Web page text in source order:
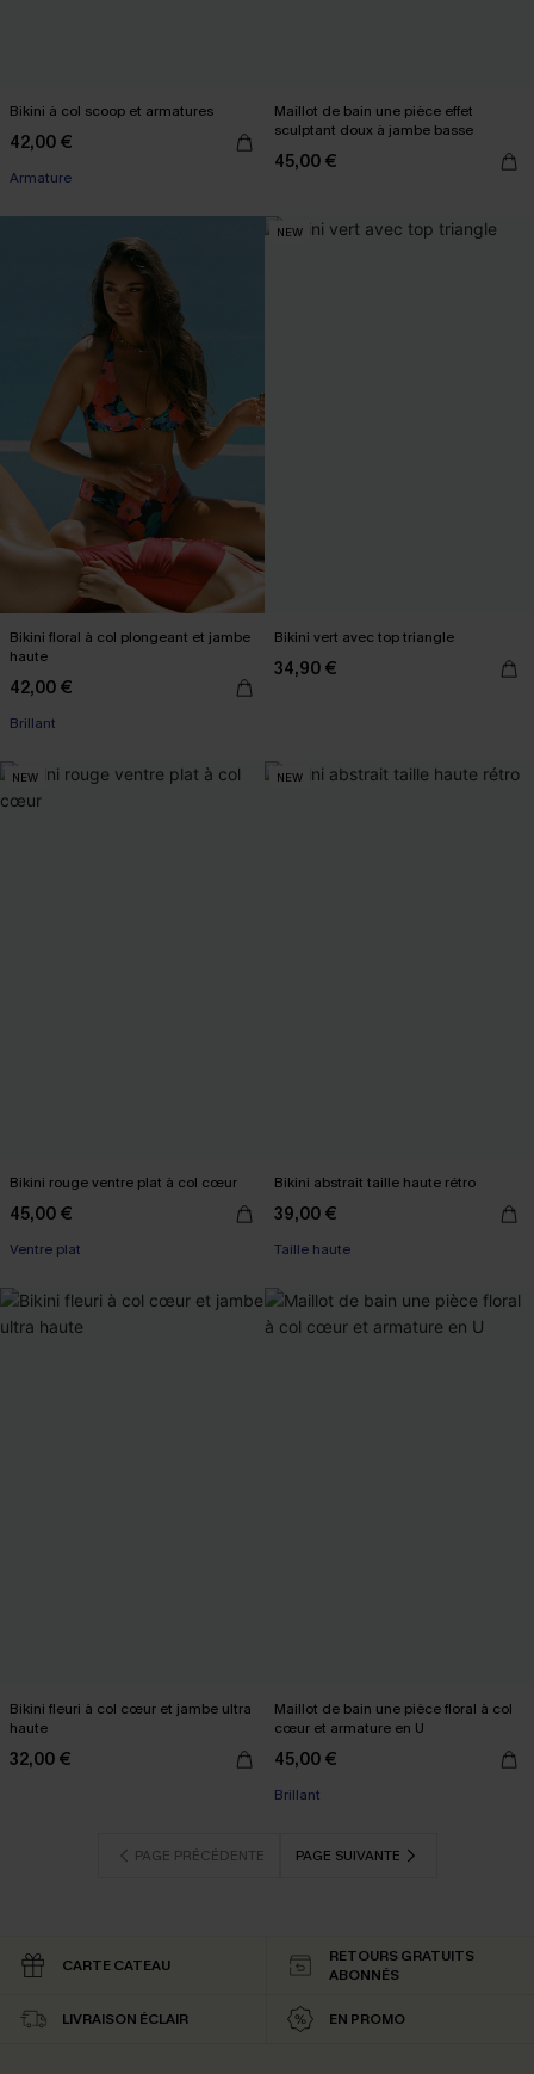
Bikini à col scoop et armatures
42,00 €
Armature
Maillot de bain une pièce effet
sculptant doux à jambe basse
45,00 €
Bikini floral à col plongeant et jambe
haute
42,00 €
Brillant
NEW
Bikini vert avec top triangle
34,90 €
NEW
Bikini rouge ventre plat à col cœur
45,00 €
Ventre plat
NEW
Bikini abstrait taille haute rétro
39,00 €
Taille haute
Bikini fleuri à col cœur et jambe ultra
haute
32,00 €
Maillot de bain une pièce floral à col
cœur et armature en U
45,00 €
Brillant
PAGE PRÉCÉDENTE PAGE SUIVANTE
CARTE CATEAU
RETOURS GRATUITS
ABONNÉS
LIVRAISON ÉCLAIR EN PROMO